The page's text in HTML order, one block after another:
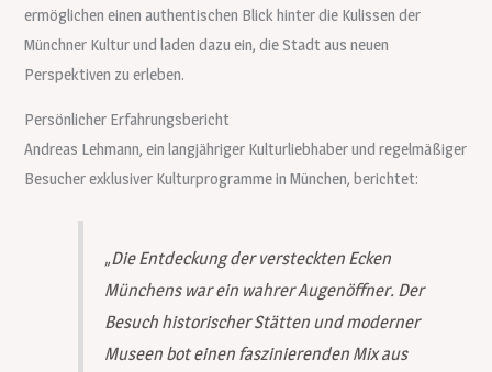
ermöglichen einen authentischen Blick hinter die Kulissen der
Münchner Kultur und laden dazu ein, die Stadt aus neuen
Perspektiven zu erleben.
Persönlicher Erfahrungsbericht
Andreas Lehmann, ein langjähriger Kulturliebhaber und regelmäßiger
Besucher exklusiver Kulturprogramme in München, berichtet:
„Die Entdeckung der versteckten Ecken
Münchens war ein wahrer Augenöffner. Der
Besuch historischer Stätten und moderner
Museen bot einen faszinierenden Mix aus